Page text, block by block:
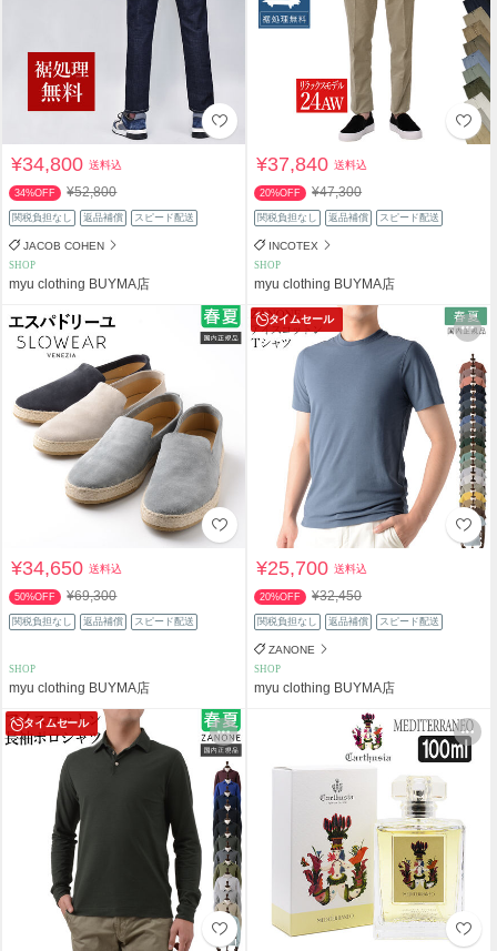
¥34,800送料込
34%OFF ¥52,800
関税負担なし 返品補償 スピード配送
JACOB COHEN
SHOP
myu clothing BUYMA店
¥37,840送料込
20%OFF ¥47,300
関税負担なし 返品補償 スピード配送
INCOTEX
SHOP
myu clothing BUYMA店
¥34,650送料込
50%OFF ¥69,300
関税負担なし 返品補償 スピード配送
SHOP
myu clothing BUYMA店
タイムセール
¥25,700送料込
20%OFF ¥32,450
関税負担なし 返品補償 スピード配送
ZANONE
SHOP
myu clothing BUYMA店
タイムセール